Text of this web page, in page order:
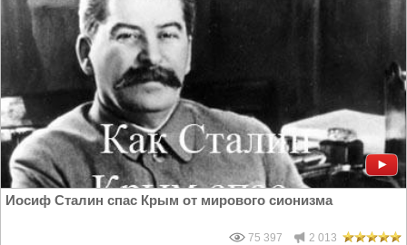
Иосиф Сталин спас Крым от мирового сионизма
75 397 2 013